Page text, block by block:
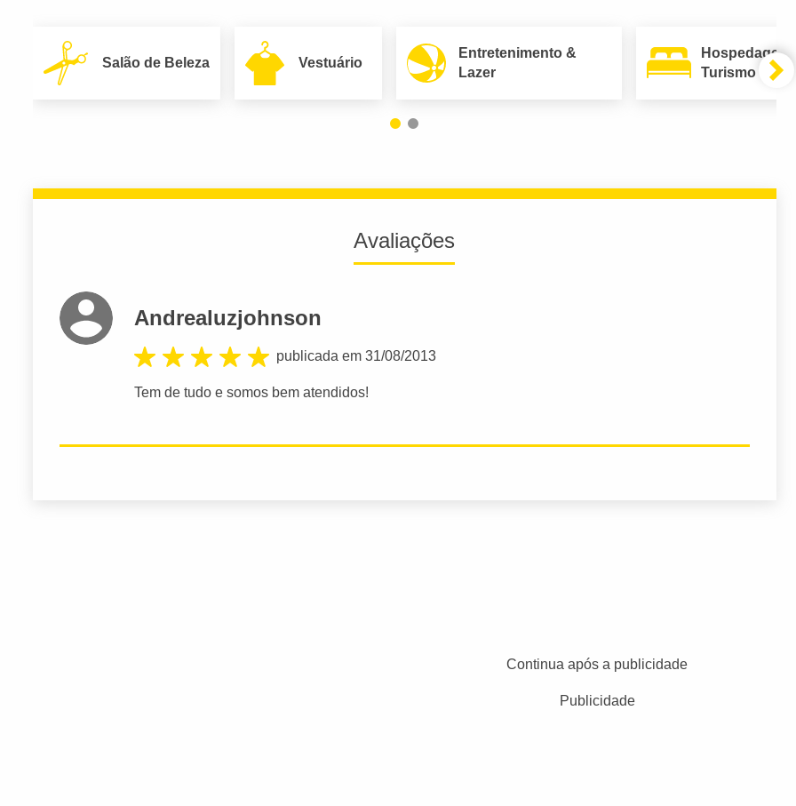
Salão de Beleza Vestuário
Entretenimento &
Lazer
Hospedagem
Turismo
Avaliações
Andrealuzjohnson
publicada em 31/08/2013
Tem de tudo e somos bem atendidos!
Continua após a publicidade
Publicidade